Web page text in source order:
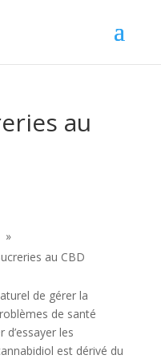
au
au CBD
de gérer la
de santé
les
est dérivé du